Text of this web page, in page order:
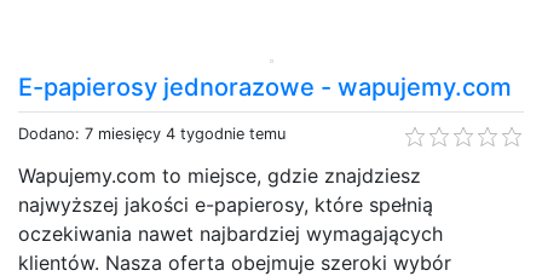
E-papierosy jednorazowe - wapujemy.com
Dodano: 7 miesięcy 4 tygodnie temu
Wapujemy.com to miejsce, gdzie znajdziesz
najwyższej jakości e-papierosy, które spełnią
oczekiwania nawet najbardziej wymagających
klientów. Nasza oferta obejmuje szeroki wybór